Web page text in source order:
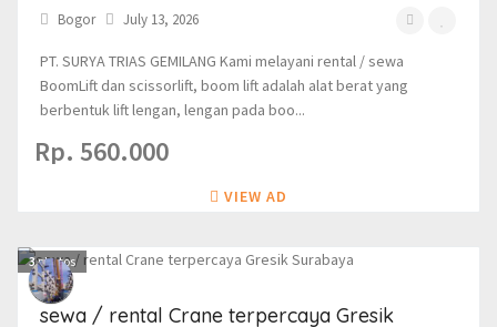
Bogor July 13, 2026
PT. SURYA TRIAS GEMILANG Kami melayani rental / sewa
BoomLift dan scissorlift, boom lift adalah alat berat yang
berbentuk lift lengan, lengan pada boo...
Rp. 560.000
VIEW AD
3photos
sewa / rental Crane terpercaya Gresik